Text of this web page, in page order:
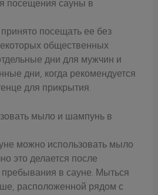
посещения сауны в
посещать ее без
общественных
дни для мужчин и
дни, когда рекомендуется
для прикрытия.
мыло и шампунь в
можно использовать мыло
это делается после
в сауне. Мыться
расположенной рядом с